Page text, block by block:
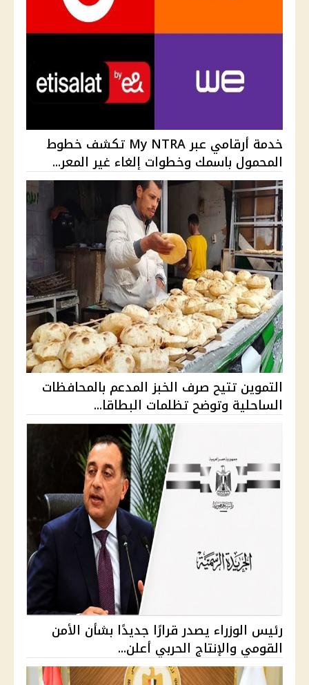
خدمة أرقامي عبر My NTRA تكشف خطوط
المحمول باسمك وخطوات إلغاء غير المعر...
التموين تتيح صرف الخبز المدعم بالمحافظات
الساحلية وتوضح تظلمات البطاقا...
رئيس الوزراء يصدر قرارًا جديدًا بشأن الأمن
القومي والإنتاج الحربي أعلن...